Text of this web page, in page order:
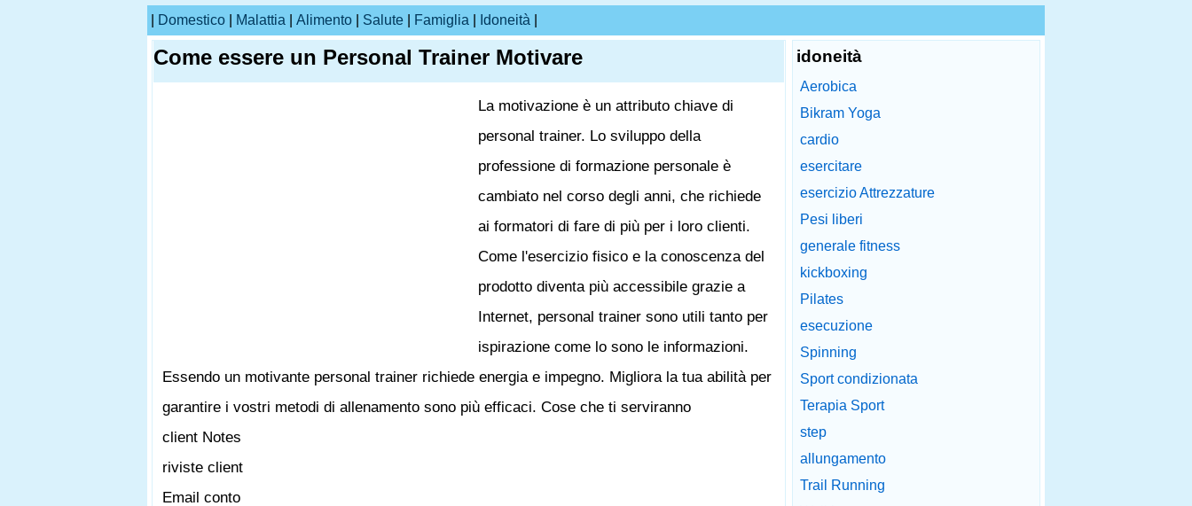
Domestico Malattia Alimento Salute Famiglia Idoneità
Come essere un Personal Trainer Motivare
La motivazione è un attributo chiave di
personal trainer. Lo sviluppo della
professione di formazione personale è
cambiato nel corso degli anni, che richiede
ai formatori di fare di più per i loro clienti.
Come l'esercizio fisico e la conoscenza del
prodotto diventa più accessibile grazie a
Internet, personal trainer sono utili tanto per
ispirazione come lo sono le informazioni.
Essendo un motivante personal trainer richiede energia e impegno. Migliora la tua abilità per
garantire i vostri metodi di allenamento sono più efficaci. Cose che ti serviranno
client Notes
riviste client
Email conto
idoneità
Aerobica
Bikram Yoga
cardio
esercitare
esercizio Attrezzature
Pesi liberi
generale fitness
kickboxing
Pilates
esecuzione
Spinning
Sport condizionata
Terapia Sport
step
allungamento
Trail Running